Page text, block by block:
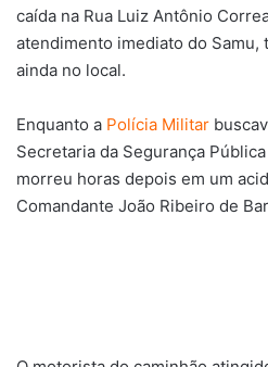
caída na Rua Luiz Antônio
atendimento imediato do
ainda no local.
Enquanto a Polícia Militar
Secretaria da Segurança
morreu horas depois em um
Comandante João Ribeiro de